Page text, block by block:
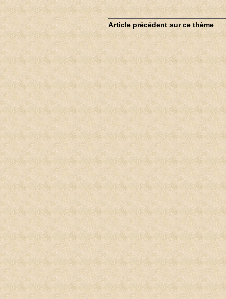
Article précédent sur ce thème